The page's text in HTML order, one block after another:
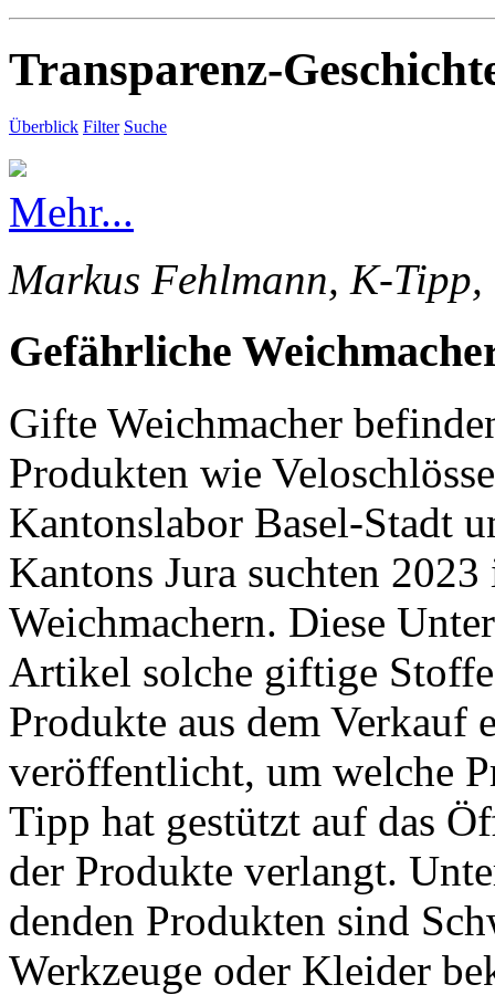
Transparenz-
Überblick Filter Suche
Mehr...
Markus Fehlmann, K-Tipp,
Gefährliche
Gifte Weichmacher
Produkten wie
Kantonslabor Basel-Stadt
Kantons Jura suchten
Weichmachern. Diese
Artikel solche giftige
Produkte aus dem
veröffentlicht, um welche
Tipp hat gestützt auf das
der Produkte verlangt.
denden Produkten sind
Werkzeuge oder Kleider